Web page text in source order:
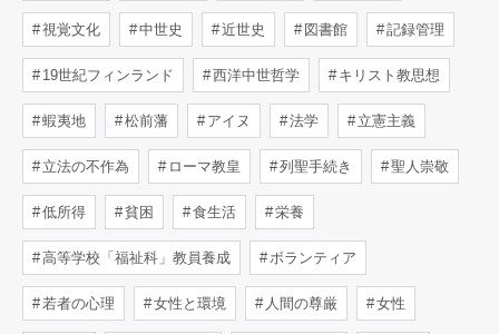
視覚文化 中世史 近世史 図書館 記録管理
19世紀フィンランド 西洋中世哲学 キリスト教思想
蝦夷地 松前藩 アイヌ 法学 立憲主義
立法の不作為 ローマ教皇 列聖手続き 聖人崇敬
低所得 貧困 食生活 栄養
高等学校「福祉科」教員養成 ボランティア
若者の心理 女性と環境 人間の尊厳 女性